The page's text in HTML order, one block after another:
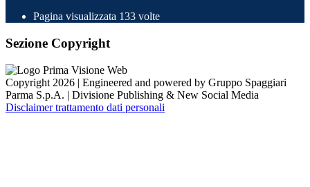
Pagina visualizzata 133 volte
Sezione Copyright
Copyright 2026 | Engineered and powered by Gruppo Spaggiari
Parma S.p.A. | Divisione Publishing & New Social Media
Disclaimer trattamento dati personali